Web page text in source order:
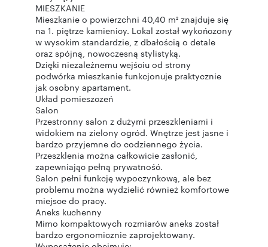
MIESZKANIE
Mieszkanie o powierzchni 40,40 m² znajduje się
na 1. piętrze kamienicy. Lokal został wykończony
w wysokim standardzie, z dbałością o detale
oraz spójną, nowoczesną stylistyką.
Dzięki niezależnemu wejściu od strony
podwórka mieszkanie funkcjonuje praktycznie
jak osobny apartament.
Układ pomieszczeń
Salon
Przestronny salon z dużymi przeszkleniami i
widokiem na zielony ogród. Wnętrze jest jasne i
bardzo przyjemne do codziennego życia.
Przeszklenia można całkowicie zasłonić,
zapewniając pełną prywatność.
Salon pełni funkcję wypoczynkową, ale bez
problemu można wydzielić również komfortowe
miejsce do pracy.
Aneks kuchenny
Mimo kompaktowych rozmiarów aneks został
bardzo ergonomicznie zaprojektowany.